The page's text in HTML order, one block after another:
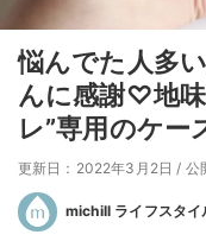
悩んでた人多
んに感謝♡地
レ”専用のケー
更新日：2022年3月2日 / 公
michill ライフスタイ